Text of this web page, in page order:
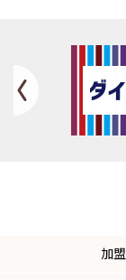
Previous
加